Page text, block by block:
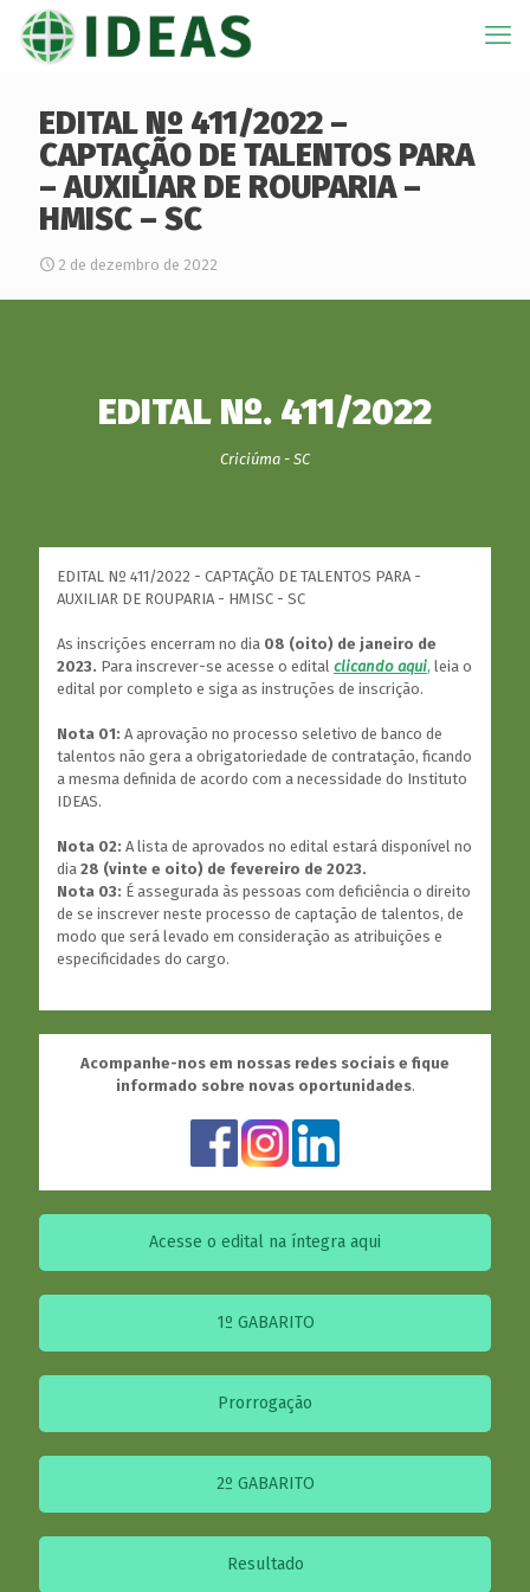
EDITAL Nº 411/2022 –
CAPTAÇÃO DE TALENTOS PARA
– AUXILIAR DE ROUPARIA –
HMISC – SC
2 de dezembro de 2022
EDITAL Nº. 411/2022
Criciúma - SC
EDITAL Nº 411/2022 - CAPTAÇÃO DE TALENTOS PARA -
AUXILIAR DE ROUPARIA - HMISC - SC
As inscrições encerram no dia 08 (oito) de janeiro de
2023. Para inscrever-se acesse o edital clicando aqui, leia o
edital por completo e siga as instruções de inscrição.
Nota 01: A aprovação no processo seletivo de banco de
talentos não gera a obrigatoriedade de contratação, ficando
a mesma definida de acordo com a necessidade do Instituto
IDEAS.
Nota 02: A lista de aprovados no edital estará disponível no
dia 28 (vinte e oito) de fevereiro de 2023.
Nota 03: É assegurada às pessoas com deficiência o direito
de se inscrever neste processo de captação de talentos, de
modo que será levado em consideração as atribuições e
especificidades do cargo.
Acompanhe-nos em nossas redes sociais e fique
informado sobre novas oportunidades.
Acesse o edital na íntegra aqui
1º GABARITO
Prorrogação
2º GABARITO
Resultado